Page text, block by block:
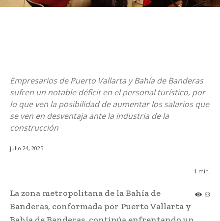
Empresarios de Puerto Vallarta y Bahía de Banderas
sufren un notable déficit en el personal turístico, por
lo que ven la posibilidad de aumentar los salarios que
se ven en desventaja ante la industria de la
construcción
julio 24, 2025
1 min.
63
La zona metropolitana de la Bahía de
Banderas, conformada por Puerto Vallarta y